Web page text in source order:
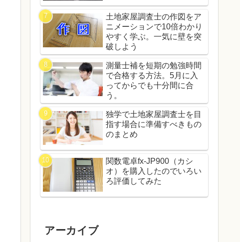
土地家屋調査士の作図をア
ニメーションで10倍わかり
やすく学ぶ。一気に壁を突
破しよう
測量士補を短期の勉強時間
で合格する方法。5月に入
ってからでも十分間に合
う。
独学で土地家屋調査士を目
指す場合に準備すべきもの
のまとめ
関数電卓fx-JP900（カシ
オ）を購入したのでいろい
ろ評価してみた
アーカイブ